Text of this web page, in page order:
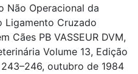
Não Operacional da
Ligamento Cruzado
Cães PB VASSEUR DVM,
Volume 13, Edição
outubro de 1984